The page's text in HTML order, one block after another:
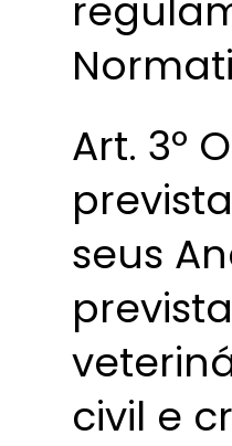
Art. 3º
seus
civil e